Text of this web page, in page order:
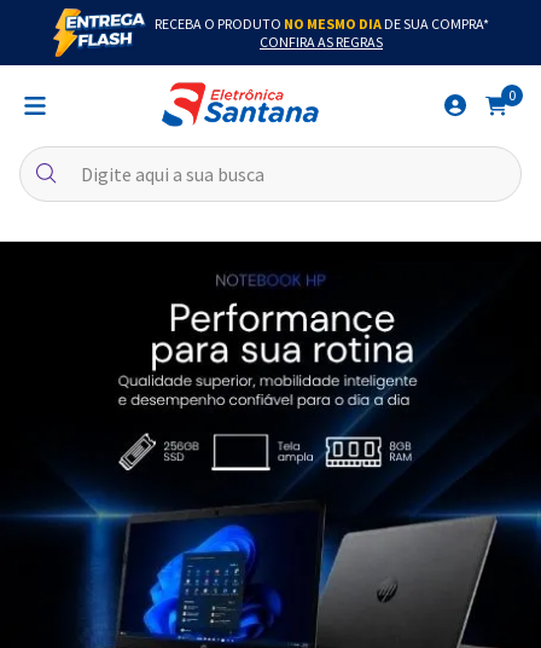
RECEBA O PRODUTO NO MESMO DIADE SUA COMPRA*
CONFIRA AS REGRAS
0